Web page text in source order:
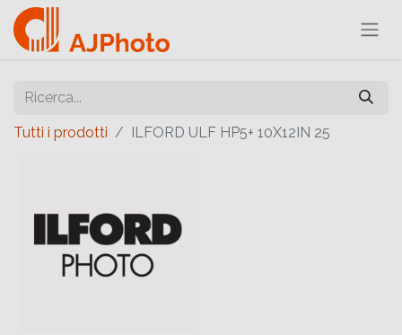
Tutti i prodotti ILFORD ULF HP5+ 10X12IN 25